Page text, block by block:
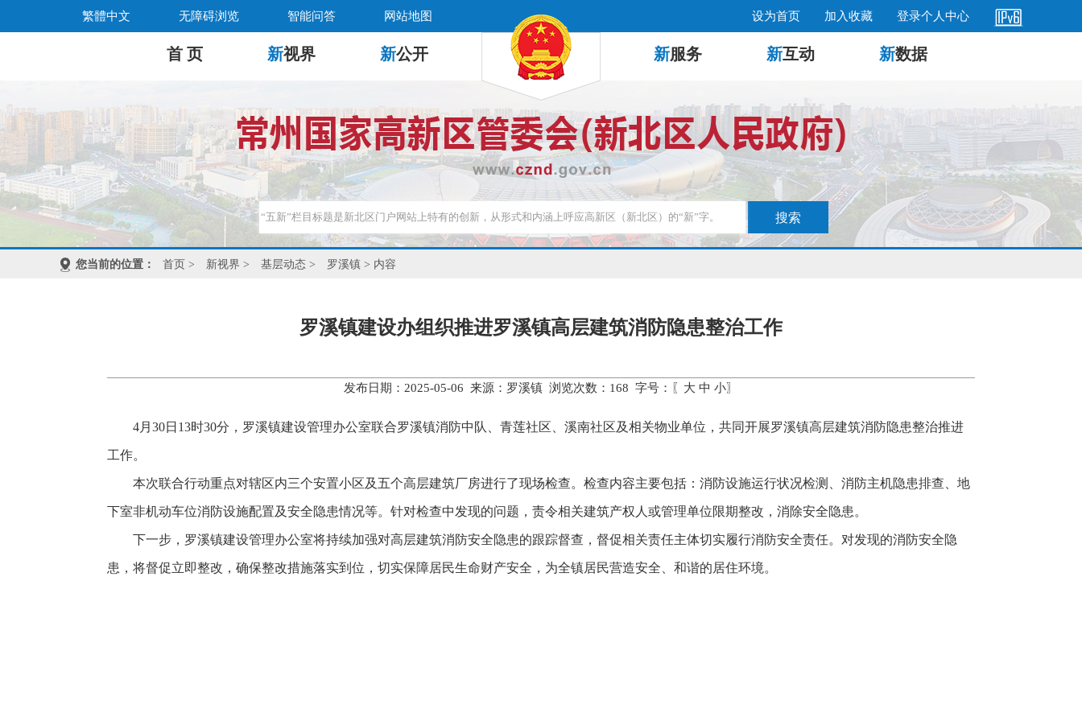
繁體中文 无障碍浏览 智能问答 网站地图 设为首页 加入收藏 登录个人中心
首 页 新视界 新公开 新服务 新互动 新数据
您当前的位置： 首页 > 新视界 > 基层动态 > 罗溪镇 > 内容
罗溪镇建设办组织推进罗溪镇高层建筑消防隐患整治工作
发布日期：2025-05-06 来源：罗溪镇 浏览次数： 168 字号：〖 大 中 小〗
4月30日13时30分，罗溪镇建设管理办公室联合罗溪镇消防中队、青莲社区、溪南社区及相关物业单位，共同开展罗溪镇高层建筑消防隐患整治推进
工作。
本次联合行动重点对辖区内三个安置小区及五个高层建筑厂房进行了现场检查。检查内容主要包括：消防设施运行状况检测、消防主机隐患排查、地
下室非机动车位消防设施配置及安全隐患情况等。针对检查中发现的问题，责令相关建筑产权人或管理单位限期整改，消除安全隐患。
下一步，罗溪镇建设管理办公室将持续加强对高层建筑消防安全隐患的跟踪督查，督促相关责任主体切实履行消防安全责任。对发现的消防安全隐
患，将督促立即整改，确保整改措施落实到位，切实保障居民生命财产安全，为全镇居民营造安全、和谐的居住环境。